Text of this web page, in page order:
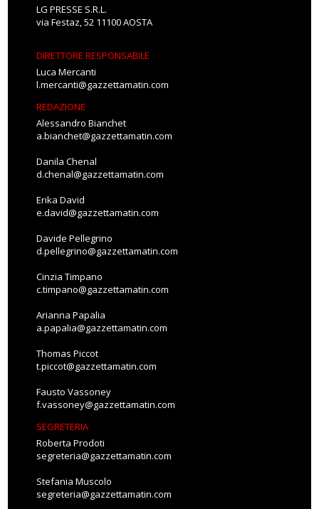
LG PRESSE S.R.L.
via Festaz, 52 11100 AOSTA
DIRETTORE RESPONSABILE
Luca Mercanti
l.mercanti@gazzettamatin.com
REDAZIONE
Alessandro Bianchet
a.bianchet@gazzettamatin.com
Danila Chenal
d.chenal@gazzettamatin.com
Erika David
e.david@gazzettamatin.com
Davide Pellegrino
d.pellegrino@gazzettamatin.com
Cinzia Timpano
c.timpano@gazzettamatin.com
Arianna Papalia
a.papalia@gazzettamatin.com
Thomas Piccot
t.piccot@gazzettamatin.com
Fausto Vassoney
f.vassoney@gazzettamatin.com
SEGRETERIA
Roberta Prodoti
segreteria@gazzettamatin.com
Stefania Muscolo
segreteria@gazzettamatin.com